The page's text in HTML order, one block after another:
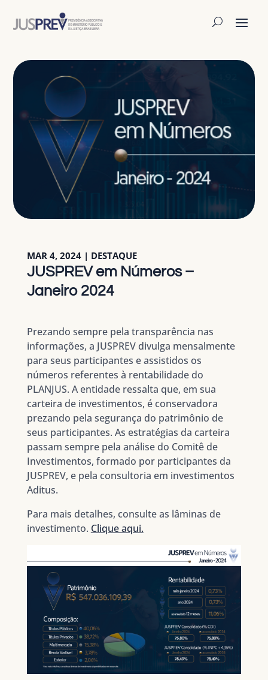
JUSPREV em Números –
Janeiro 2024
MAR 4, 2024| DESTAQUE
Prezando sempre pela transparência nas
informações, a JUSPREV divulga mensalmente
para seus participantes e assistidos os
números referentes à rentabilidade do
PLANJUS. A entidade ressalta que, em sua
carteira de investimentos, é conservadora
prezando pela segurança do patrimônio de
seus participantes. As estratégias da carteira
passam sempre pela análise do Comitê de
Investimentos, formado por participantes da
JUSPREV, e pela consultoria em investimentos
Aditus.
Para mais detalhes, consulte as lâminas de
investimento. Clique aqui.